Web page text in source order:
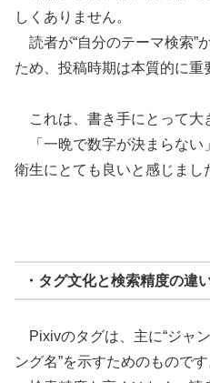
しくありません。
読者が“自分のテーマ検索”
ため、投稿時期は本質的に重
これは、書き手にとって大
「一晩で数字が決まらない
衛生にとても良いと感じまし
・タグ文化と検索精度の違
Pixivのタグは、主に“ジャ
ング名”を示すためのものです